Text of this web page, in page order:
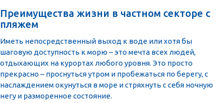
Преимущества жизни в частном секторе с
пляжем
Иметь непосредственный выход к воде или хотя бы
шаговую доступность к морю – это мечта всех людей,
отдыхающих на курортах любого уровня. Это просто
прекрасно – проснуться утром и пробежаться по берегу, с
наслаждением окунуться в море и стряхнуть с себя ночную
негу и разморенное состояние.